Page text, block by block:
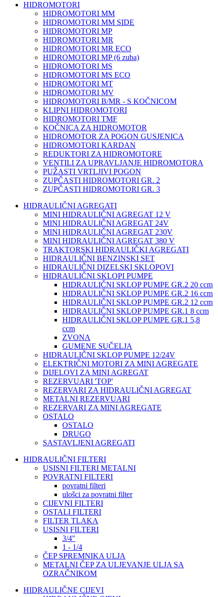
HIDROMOTORI
HIDROMOTORI MM
HIDROMOTORI MM SIDE
HIDROMOTORI MP
HIDROMOTORI MR
HIDROMOTORI MR ECO
HIDROMOTORI MP (6 zuba)
HIDROMOTORI MS
HIDROMOTORI MS ECO
HIDROMOTORI MT
HIDROMOTORI MV
HIDROMOTORI B/MR - S KOČNICOM
KLIPNI HIDROMOTORI
HIDROMOTORI TMF
KOČNICA ZA HIDROMOTOR
HIDROMOTOR ZA POGON GUSJENICA
HIDROMOTORI KARDAN
REDUKTORI ZA HIDROMOTORE
VENTILI ZA UPRAVLJANJE HIDROMOTORA
PUŽASTI VRTLJIVI POGON
ZUPČASTI HIDROMOTORI GR. 2
ZUPČASTI HIDROMOTORI GR. 3
HIDRAULIČNI AGREGATI
MINI HIDRAULIČNI AGREGAT 12 V
MINI HIDRAULIČNI AGREGAT 24V
MINI HIDRAULIČNI AGREGAT 230V
MINI HIDRAULIČNI AGREGAT 380 V
TRAKTORSKI HIDRAULIČKI AGREGATI
HIDRAULIČNI BENZINSKI SET
HIDRAULIČNI DIZELSKI SKLOPOVI
HIDRAULIČNI SKLOPI PUMPE
HIDRAULIČNI SKLOP PUMPE GR.2 20 ccm
HIDRAULIČNI SKLOP PUMPE GR.2 16 ccm
HIDRAULIČNI SKLOP PUMPE GR.2 12 ccm
HIDRAULIČNI SKLOP PUMPE GR.1 8 ccm
HIDRAULIČNI SKLOP PUMPE GR.1 5,8
ccm
ZVONA
GUMENE SUČELJA
HIDRAULIČNI SKLOP PUMPE 12/24V
ELEKTRIČNI MOTORI ZA MINI AGREGATE
DIJELOVI ZA MINI AGREGAT
REZERVUARI 'TOP'
REZERVARI ZA HIDRAULIČNI AGREGAT
METALNI REZERVUARI
REZERVARI ZA MINI AGREGATE
OSTALO
OSTALO
DRUGO
SASTAVLJENI AGREGATI
HIDRAULIČNI FILTERI
USISNI FILTERI METALNI
POVRATNI FILTERI
povratni filteri
ulošci za povratni filter
CIJEVNI FILTERI
OSTALI FILTERI
FILTER TLAKA
USISNI FILTERI
3/4"
1 - 1/4
ČEP SPREMNIKA ULJA
METALNI ČEP ZA ULJEVANJE ULJA SA
OZRAČNIKOM
HIDRAULIČNE CIJEVI